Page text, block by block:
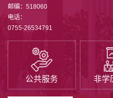
邮编：518060
电话：
0755-26534791
公共服务 非学